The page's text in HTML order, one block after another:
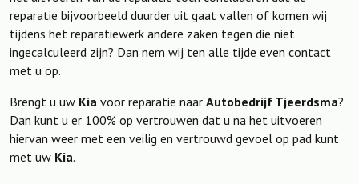
reparatie bijvoorbeeld duurder uit gaat vallen of komen wij
tijdens het reparatiewerk andere zaken tegen die niet
ingecalculeerd zijn? Dan nem wij ten alle tijde even contact
met u op.
Brengt u uw Kia voor reparatie naar Autobedrijf Tjeerdsma?
Dan kunt u er 100% op vertrouwen dat u na het uitvoeren
hiervan weer met een veilig en vertrouwd gevoel op pad kunt
met uw Kia.